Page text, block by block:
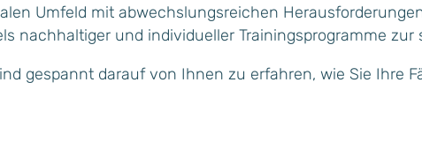
Umfeld mit abwechslungsreichen
nachhaltiger und individueller Trainingsprogramme zur
gespannt darauf von Ihnen zu erfahren, wie Sie Ihre